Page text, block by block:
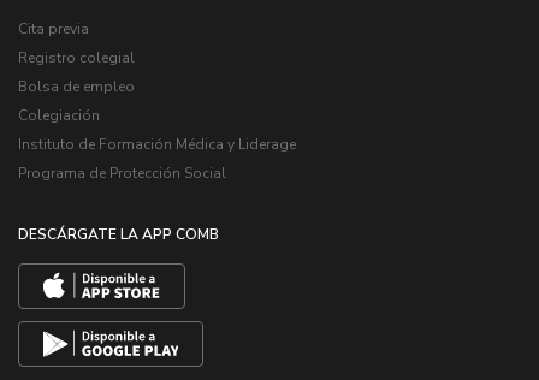
Cita previa
Registro colegial
Bolsa de empleo
Colegiación
Instituto de Formación Médica y Liderage
Programa de Protección Social
DESCÁRGATE LA APP COMB